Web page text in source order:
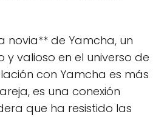
novia** de Yamcha, un
y valioso en el universo de
con Yamcha es más
es una conexión
que ha resistido las